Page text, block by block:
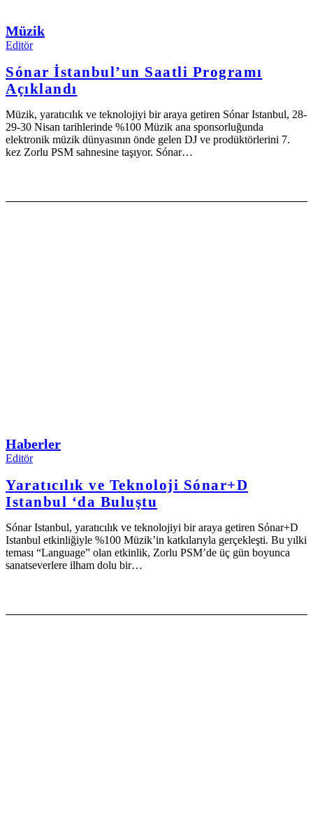
Müzik
Editör
Sónar İstanbul’un Saatli Programı
Açıklandı
Müzik, yaratıcılık ve teknolojiyi bir araya getiren Sónar Istanbul, 28-
29-30 Nisan tarihlerinde %100 Müzik ana sponsorluğunda
elektronik müzik dünyasının önde gelen DJ ve prodüktörlerini 7.
kez Zorlu PSM sahnesine taşıyor. Sónar…
Haberler
Editör
Yaratıcılık ve Teknoloji Sónar+D
Istanbul ‘da Buluştu
Sónar Istanbul, yaratıcılık ve teknolojiyi bir araya getiren Sónar+D
Istanbul etkinliğiyle %100 Müzik’in katkılarıyla gerçekleşti. Bu yılki
teması “Language” olan etkinlik, Zorlu PSM’de üç gün boyunca
sanatseverlere ilham dolu bir…